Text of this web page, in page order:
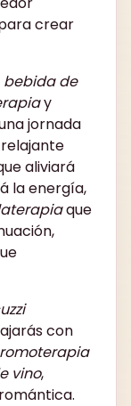
crear
bebida de
y
jornada
aliviará
la energía,
que
con
vino,